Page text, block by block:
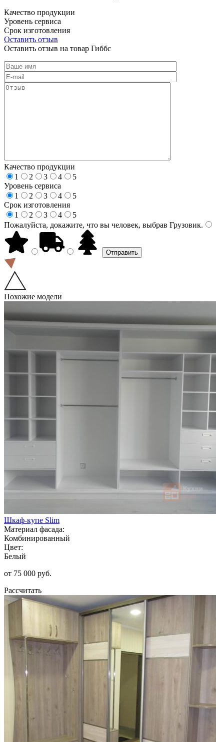
Качество продукции
Уровень сервиса
Срок изготовления
Оставить отзыв
Оставить отзыв на товар Гиббс
Качество продукции
1
2 3 4
5
Уровень сервиса
1
2 3 4
5
Срок изготовления
1
2 3 4
5
Пожалуйста, докажите, что вы человек, выбрав Грузовик.
Похожие модели
Шкаф-купе Slim
Материал фасада:
Комбинированный
Цвет:
Белый
от 75 000 руб.
Рассчитать